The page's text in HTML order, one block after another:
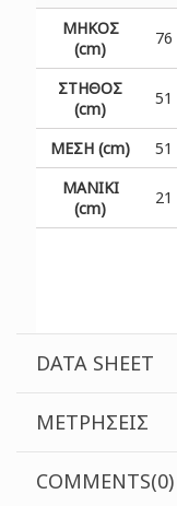
ΜΗΚΟΣ
(cm)
76
ΣΤΗΘΟΣ
(cm)
51
ΜΕΣΗ (cm) 51
ΜΑΝΙΚΙ
(cm)
21
DATA SHEET
ΜΕΤΡΉΣΕΙΣ
COMMENTS(0)